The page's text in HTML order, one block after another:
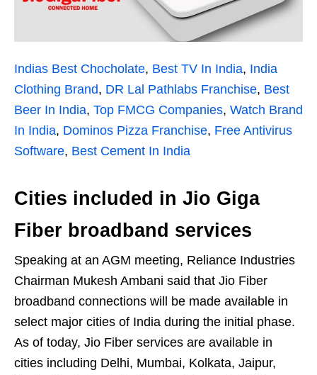
Indias Best Chocholate, Best TV In India, India
Clothing Brand, DR Lal Pathlabs Franchise, Best
Beer In India, Top FMCG Companies, Watch Brand
In India, Dominos Pizza Franchise, Free Antivirus
Software, Best Cement In India
Cities included in Jio Giga
Fiber broadband services
Speaking at an AGM meeting, Reliance Industries
Chairman Mukesh Ambani said that Jio Fiber
broadband connections will be made available in
select major cities of India during the initial phase.
As of today, Jio Fiber services are available in
cities including Delhi, Mumbai, Kolkata, Jaipur,